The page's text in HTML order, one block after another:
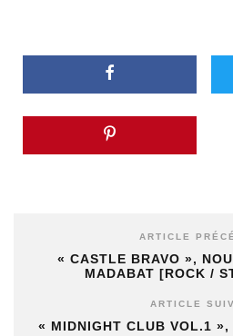
ARTICLE
« CASTLE BRAVO »,
MADABAT [ROCK /
ARTICLE
« MIDNIGHT CLUB VOL​.​1 »,